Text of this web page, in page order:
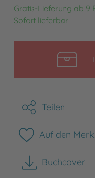
Gratis-Lieferung ab 9
Sofort lieferbar
Teilen
Auf den
Buchcover